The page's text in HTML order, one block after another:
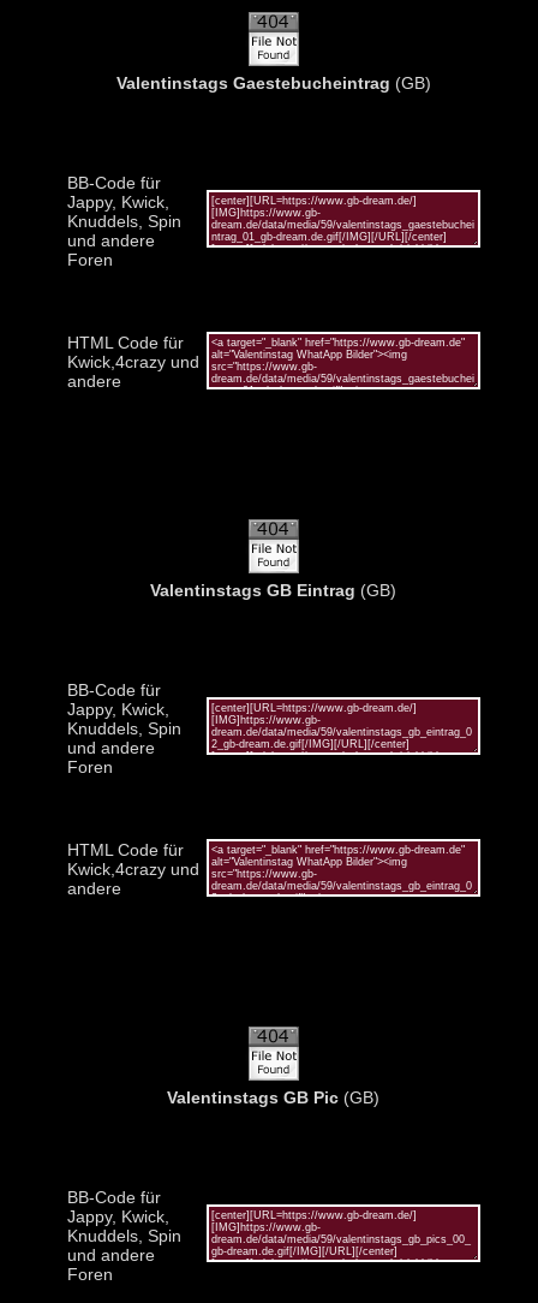
Valentinstags Gaestebucheintrag (GB)
BB-Code für
Jappy, Kwick,
Knuddels, Spin
und andere
Foren
HTML Code für
Kwick,4crazy und
andere
Valentinstags GB Eintrag (GB)
BB-Code für
Jappy, Kwick,
Knuddels, Spin
und andere
Foren
HTML Code für
Kwick,4crazy und
andere
Valentinstags GB Pic (GB)
BB-Code für
Jappy, Kwick,
Knuddels, Spin
und andere
Foren